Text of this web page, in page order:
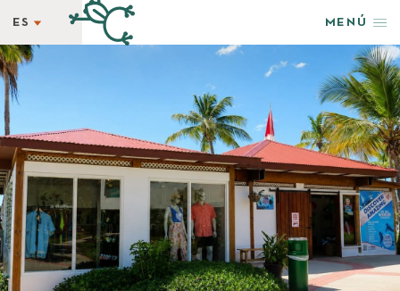
ES
ES
EN
MENÚ
BIENESTAR
EVENTOS
RESTAURANTES
AVENTURA Y ESTILO
FOTOS + VIDEOS
EXPLORAR